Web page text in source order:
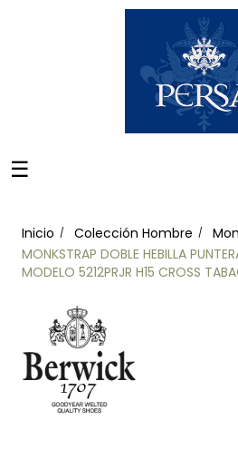
Navegación
☰
Inicio Colección Hombre
MONKSTRAP DOBLE HEBILLA
MODELO 5212PRJR H15 CROSS